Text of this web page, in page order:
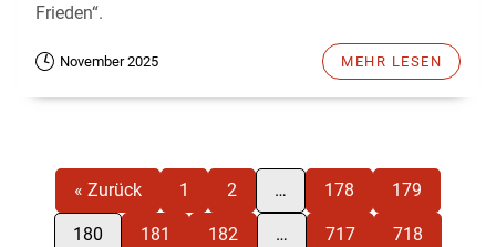
Frieden“.
November 2025 MEHR LESEN
« Zurück 1 2 … 178 179
180 181 182 … 717 718